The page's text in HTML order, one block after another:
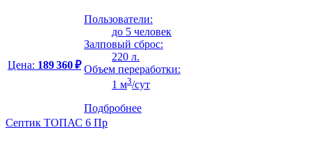
Цена: 189 360 ₽
Пользователи:
до 5 человек
Залповый сброс:
220 л.
Объем переработки:
1 м3/сут
Подбробнее
Септик ТОПАС 6 Пр